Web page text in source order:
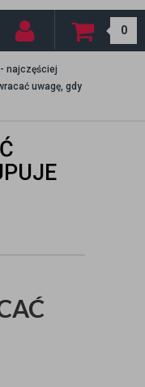
0
- najczęściej
uwagę, gdy